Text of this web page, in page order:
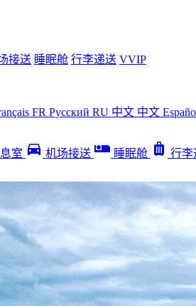
接送 睡眠舱 行李递送 VVIP
FR Русский RU 中文 中文
室 directions_car 机场接送 airline_seat_individual_suite 睡眠舱 luggage 行李